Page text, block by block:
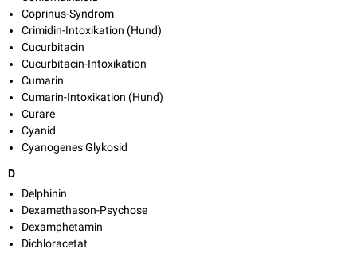
Coprinus-Syndrom
Crimidin-Intoxikation (Hund)
Cucurbitacin
Cucurbitacin-Intoxikation
Cumarin
Cumarin-Intoxikation (Hund)
Curare
Cyanid
Cyanogenes Glykosid
D
Delphinin
Dexamethason-Psychose
Dexamphetamin
Dichloracetat